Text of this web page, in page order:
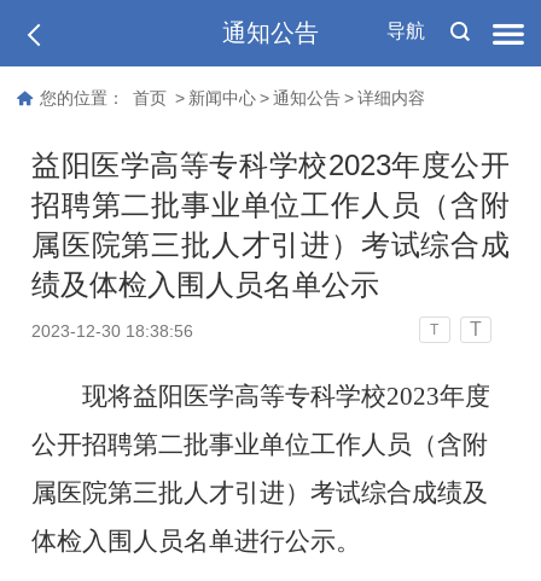
导航
通知公告
您的位置： 首页 > 新闻中心 > 通知公告 > 详细内容
益阳医学高等专科学校2023年度公开
招聘第二批事业单位工作人员（含附
属医院第三批人才引进）考试综合成
绩及体检入围人员名单公示
2023-12-30 18:38:56 T T
现将益阳医学高等专科学校2023年度
公开招聘第二批事业单位工作人员（含附
属医院第三批人才引进）考试综合成绩及
体检入围人员名单进行公示。